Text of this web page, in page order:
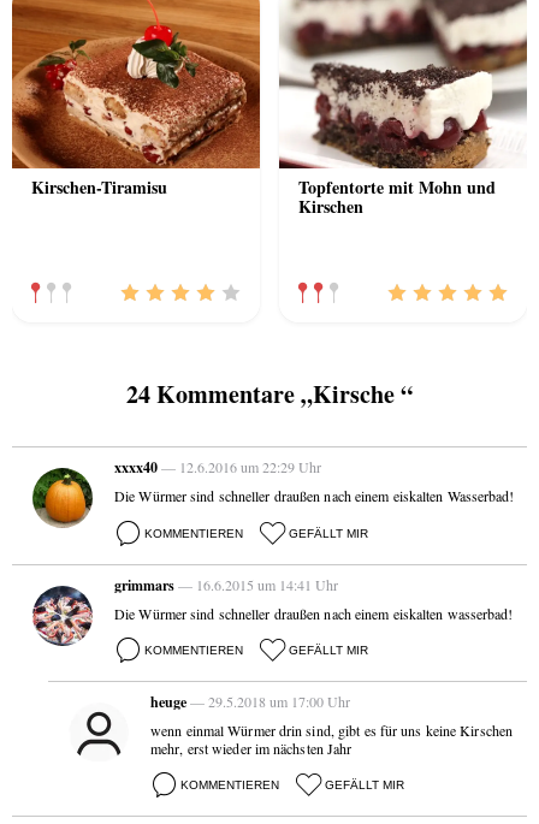
Kirschen-Tiramisu Topfentorte mit Mohn und
Kirschen
24 Kommentare „Kirsche “
xxxx40— 12.6.2016 um 22:29 Uhr
Die Würmer sind schneller draußen nach einem eiskalten Wasserbad!
KOMMENTIEREN GEFÄLLT MIR
grimmars— 16.6.2015 um 14:41 Uhr
Die Würmer sind schneller draußen nach einem eiskalten wasserbad!
KOMMENTIEREN GEFÄLLT MIR
heuge— 29.5.2018 um 17:00 Uhr
wenn einmal Würmer drin sind, gibt es für uns keine Kirschen
mehr, erst wieder im nächsten Jahr
KOMMENTIEREN GEFÄLLT MIR